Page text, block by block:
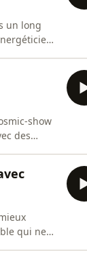
un long
show
des
qui ne